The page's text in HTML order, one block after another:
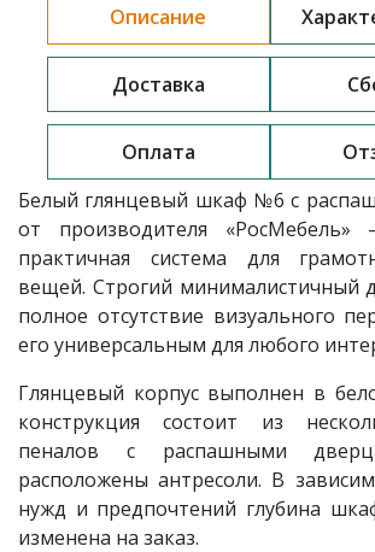
Описание
Доставка
Оплата
Белый глянцевый шкаф №6с
от производителя
практичная система для
вещей. Строгий минималистичный
полное отсутствие визуального
его универсальным для любого
Глянцевый корпус выполнен в
конструкция состоит из
пеналов с распашными
расположены антресоли. В
нужд и предпочтений глубина
изменена на заказ.